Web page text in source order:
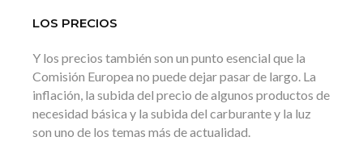
LOS PRECIOS
Y los precios también son un punto esencial que la
Comisión Europea no puede dejar pasar de largo. La
inflación, la subida del precio de algunos productos de
necesidad básica y la subida del carburante y la luz
son uno de los temas más de actualidad.